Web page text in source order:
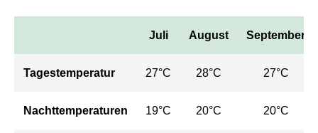
Juli August September
Tagestemperatur 27°C 28°C 27°C
Nachttemperaturen 19°C 20°C 20°C